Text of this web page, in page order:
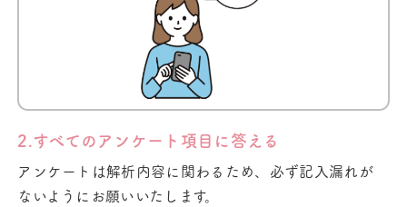
2.すべてのアンケート項目に答える
アンケートは解析内容に関わるため、必ず記入漏れが
ないようにお願いいたします。